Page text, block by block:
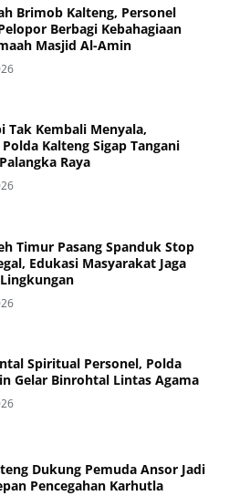
Brimob Kalteng, Personel
Berbagi Kebahagiaan
Masjid Al-Amin
Tak Kembali Menyala,
Kalteng Sigap Tangani
Raya
Timur Pasang Spanduk Stop
Edukasi Masyarakat Jaga
Spiritual Personel, Polda
Gelar Binrohtal Lintas Agama
Dukung Pemuda Ansor Jadi
Pencegahan Karhutla